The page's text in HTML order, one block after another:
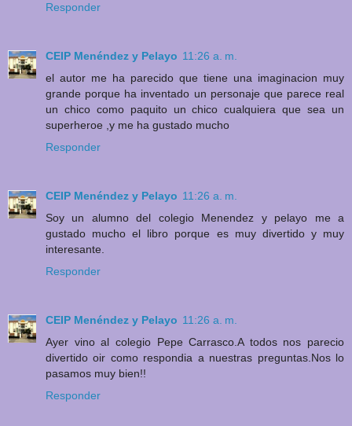
Responder
CEIP Menéndez y Pelayo 11:26 a. m.
el autor me ha parecido que tiene una imaginacion muy
grande porque ha inventado un personaje que parece real
un chico como paquito un chico cualquiera que sea un
superheroe ,y me ha gustado mucho
Responder
CEIP Menéndez y Pelayo 11:26 a. m.
Soy un alumno del colegio Menendez y pelayo me a
gustado mucho el libro porque es muy divertido y muy
interesante.
Responder
CEIP Menéndez y Pelayo 11:26 a. m.
Ayer vino al colegio Pepe Carrasco.A todos nos parecio
divertido oir como respondia a nuestras preguntas.Nos lo
pasamos muy bien!!
Responder